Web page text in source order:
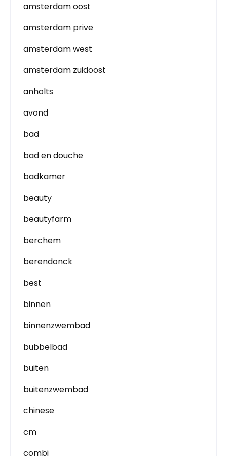
amsterdam oost
amsterdam prive
amsterdam west
amsterdam zuidoost
anholts
avond
bad
bad en douche
badkamer
beauty
beautyfarm
berchem
berendonck
best
binnen
binnenzwembad
bubbelbad
buiten
buitenzwembad
chinese
cm
combi